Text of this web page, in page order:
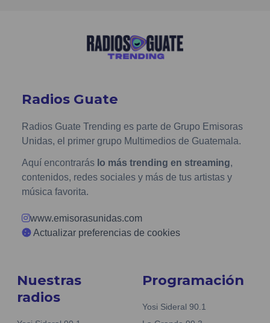
Radios Guate
Radios Guate Trending es parte de Grupo Emisoras
Unidas, el primer grupo Multimedios de Guatemala.
Aquí encontrarás lo más trending en streaming,
contenidos, redes sociales y más de tus artistas y
música favorita.
www.emisorasunidas.com
Actualizar preferencias de cookies
Nuestras
radios
Programación
Yosi Sideral 90.1